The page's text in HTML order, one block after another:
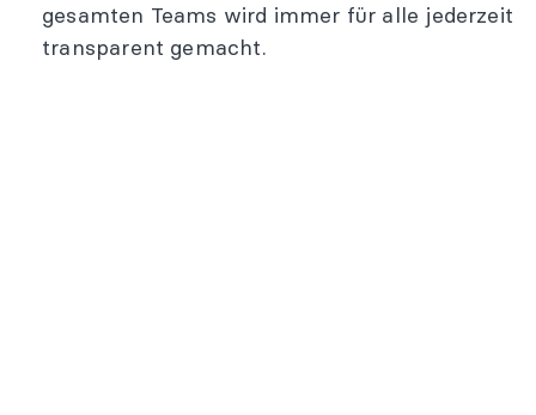
gesamten Teams wird immer für alle jederzeit
transparent gemacht.